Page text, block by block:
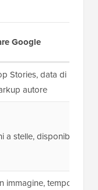
Google
Stories, data di
autore
a stelle, disponibilità
immagine, tempo di